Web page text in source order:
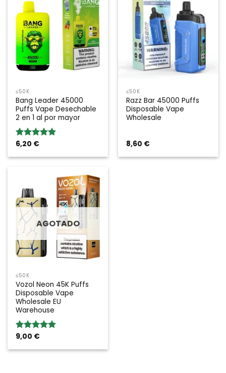
≤50K
Bang Leader 45000
Puffs Vape Desechable
2 en 1 al por mayor
Valoración:
5
6,20 €
≤50K
Razz Bar 45000 Puffs
Disposable Vape
Wholesale
8,60 €
AGOTADO
≤50K
Vozol Neon 45K Puffs
Disposable Vape
Wholesale EU
Warehouse
Valoración:
5
9,00 €